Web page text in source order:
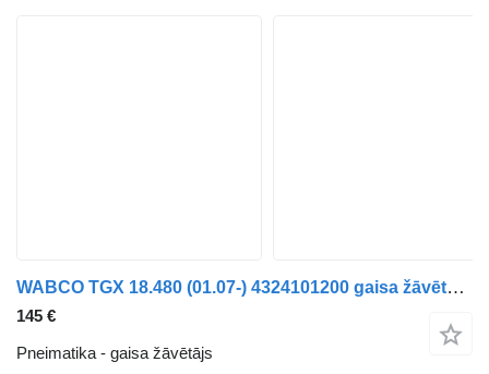
WABCO TGX 18.480 (01.07-) 4324101200 gaisa žāvētājs paredzēts MAN TGL, TGM, TGS, TGX (2005-2021) kravas automašīnas
145 €
Pneimatika - gaisa žāvētājs